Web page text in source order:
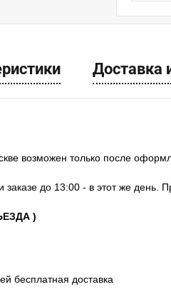
Доставка
возможен только после
заказе до 13:00 - в этот же
)
бесплатная доставка